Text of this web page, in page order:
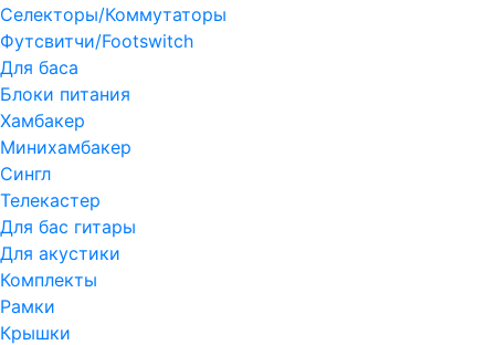
Селекторы/Коммутаторы
Футсвитчи/Footswitch
Для баса
Блоки питания
Хамбакер
Минихамбакер
Сингл
Телекастер
Для бас гитары
Для акустики
Комплекты
Рамки
Крышки